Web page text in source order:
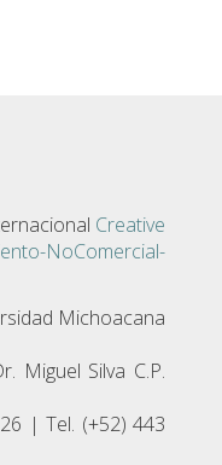
Creative
NoComercial-
Michoacana
Miguel Silva C.P.
| Tel. (+52) 443